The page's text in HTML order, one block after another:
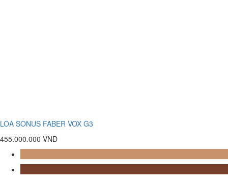
LOA SONUS FABER VOX G3
455.000.000 VNĐ